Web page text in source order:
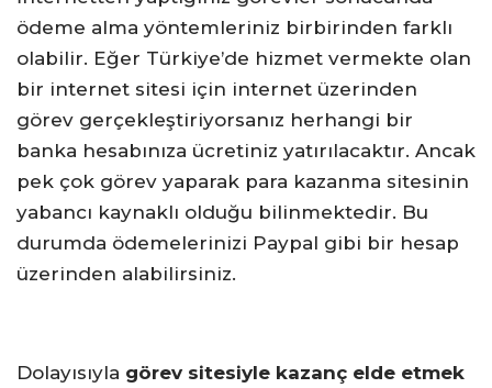
ödeme alma yöntemleriniz birbirinden farklı
olabilir. Eğer Türkiye’de hizmet vermekte olan
bir internet sitesi için internet üzerinden
görev gerçekleştiriyorsanız herhangi bir
banka hesabınıza ücretiniz yatırılacaktır. Ancak
pek çok görev yaparak para kazanma sitesinin
yabancı kaynaklı olduğu bilinmektedir. Bu
durumda ödemelerinizi Paypal gibi bir hesap
üzerinden alabilirsiniz.
Dolayısıyla görev sitesiyle kazanç elde etmek